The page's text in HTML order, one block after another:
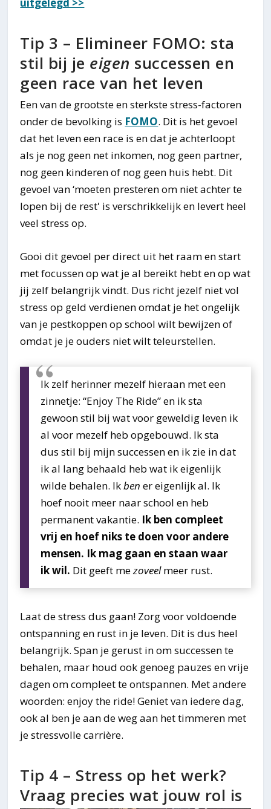
Tip 3 – Elimineer FOMO: sta
stil bij je eigen successen en
geen race van het leven
Een van de grootste en sterkste stress-factoren
onder de bevolking is FOMO. Dit is het gevoel
dat het leven een race is en dat je achterloopt
als je nog geen net inkomen, nog geen partner,
nog geen kinderen of nog geen huis hebt. Dit
gevoel van ‘moeten presteren om niet achter te
lopen bij de rest' is verschrikkelijk en levert heel
veel stress op.
Gooi dit gevoel per direct uit het raam en start
met focussen op wat je al bereikt hebt en op wat
jij zelf belangrijk vindt. Dus richt jezelf niet vol
stress op geld verdienen omdat je het ongelijk
van je pestkoppen op school wilt bewijzen of
omdat je je ouders niet wilt teleurstellen.
Ik zelf herinner mezelf hieraan met een
zinnetje: “Enjoy The Ride” en ik sta
gewoon stil bij wat voor geweldig leven ik
al voor mezelf heb opgebouwd. Ik sta
dus stil bij mijn successen en ik zie in dat
ik al lang behaald heb wat ik eigenlijk
wilde behalen. Ikben er eigenlijk al. Ik
hoef nooit meer naar school en heb
permanent vakantie. Ik ben compleet
vrij en hoef niks te doen voor andere
mensen. Ik mag gaan en staan waar
ik wil. Dit geeft mezoveelmeer rust.
Laat de stress dus gaan! Zorg voor voldoende
ontspanning en rust in je leven. Dit is dus heel
belangrijk. Span je gerust in om successen te
behalen, maar houd ook genoeg pauzes en vrije
dagen om compleet te ontspannen. Met andere
woorden: enjoy the ride! Geniet van iedere dag,
ook al ben je aan de weg aan het timmeren met
je stressvolle carrière.
Tip 4 – Stress op het werk?
Vraag precies wat jouw rol is